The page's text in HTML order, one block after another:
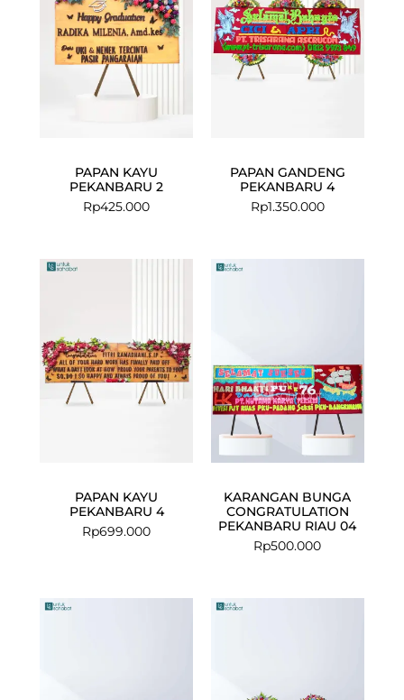
PAPAN KAYU
PEKANBARU 2
Rp425.000
PAPAN GANDENG
PEKANBARU 4
Rp1.350.000
PAPAN KAYU
PEKANBARU 4
Rp699.000
KARANGAN BUNGA
CONGRATULATION
PEKANBARU RIAU 04
Rp500.000